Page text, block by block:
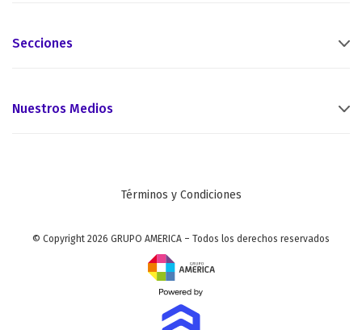
Secciones
Nuestros Medios
Términos y Condiciones
© Copyright 2026 GRUPO AMERICA – Todos los derechos reservados